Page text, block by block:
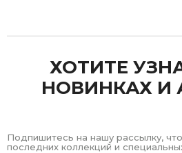
ХОТИТЕ
НОВИНКАХ И
Подпишитесь на нашу рассылку,
последних коллекций и